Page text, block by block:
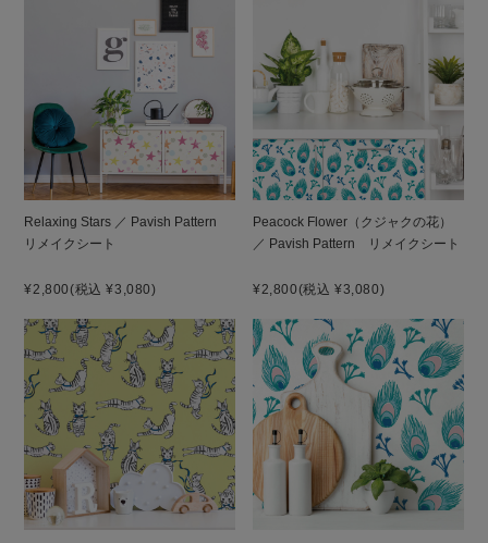
Relaxing Stars ／ Pavish Pattern
リメイクシート
¥2,800(税込 ¥3,080)
Peacock Flower（クジャクの花）
／ Pavish Pattern リメイクシート
¥2,800(税込 ¥3,080)